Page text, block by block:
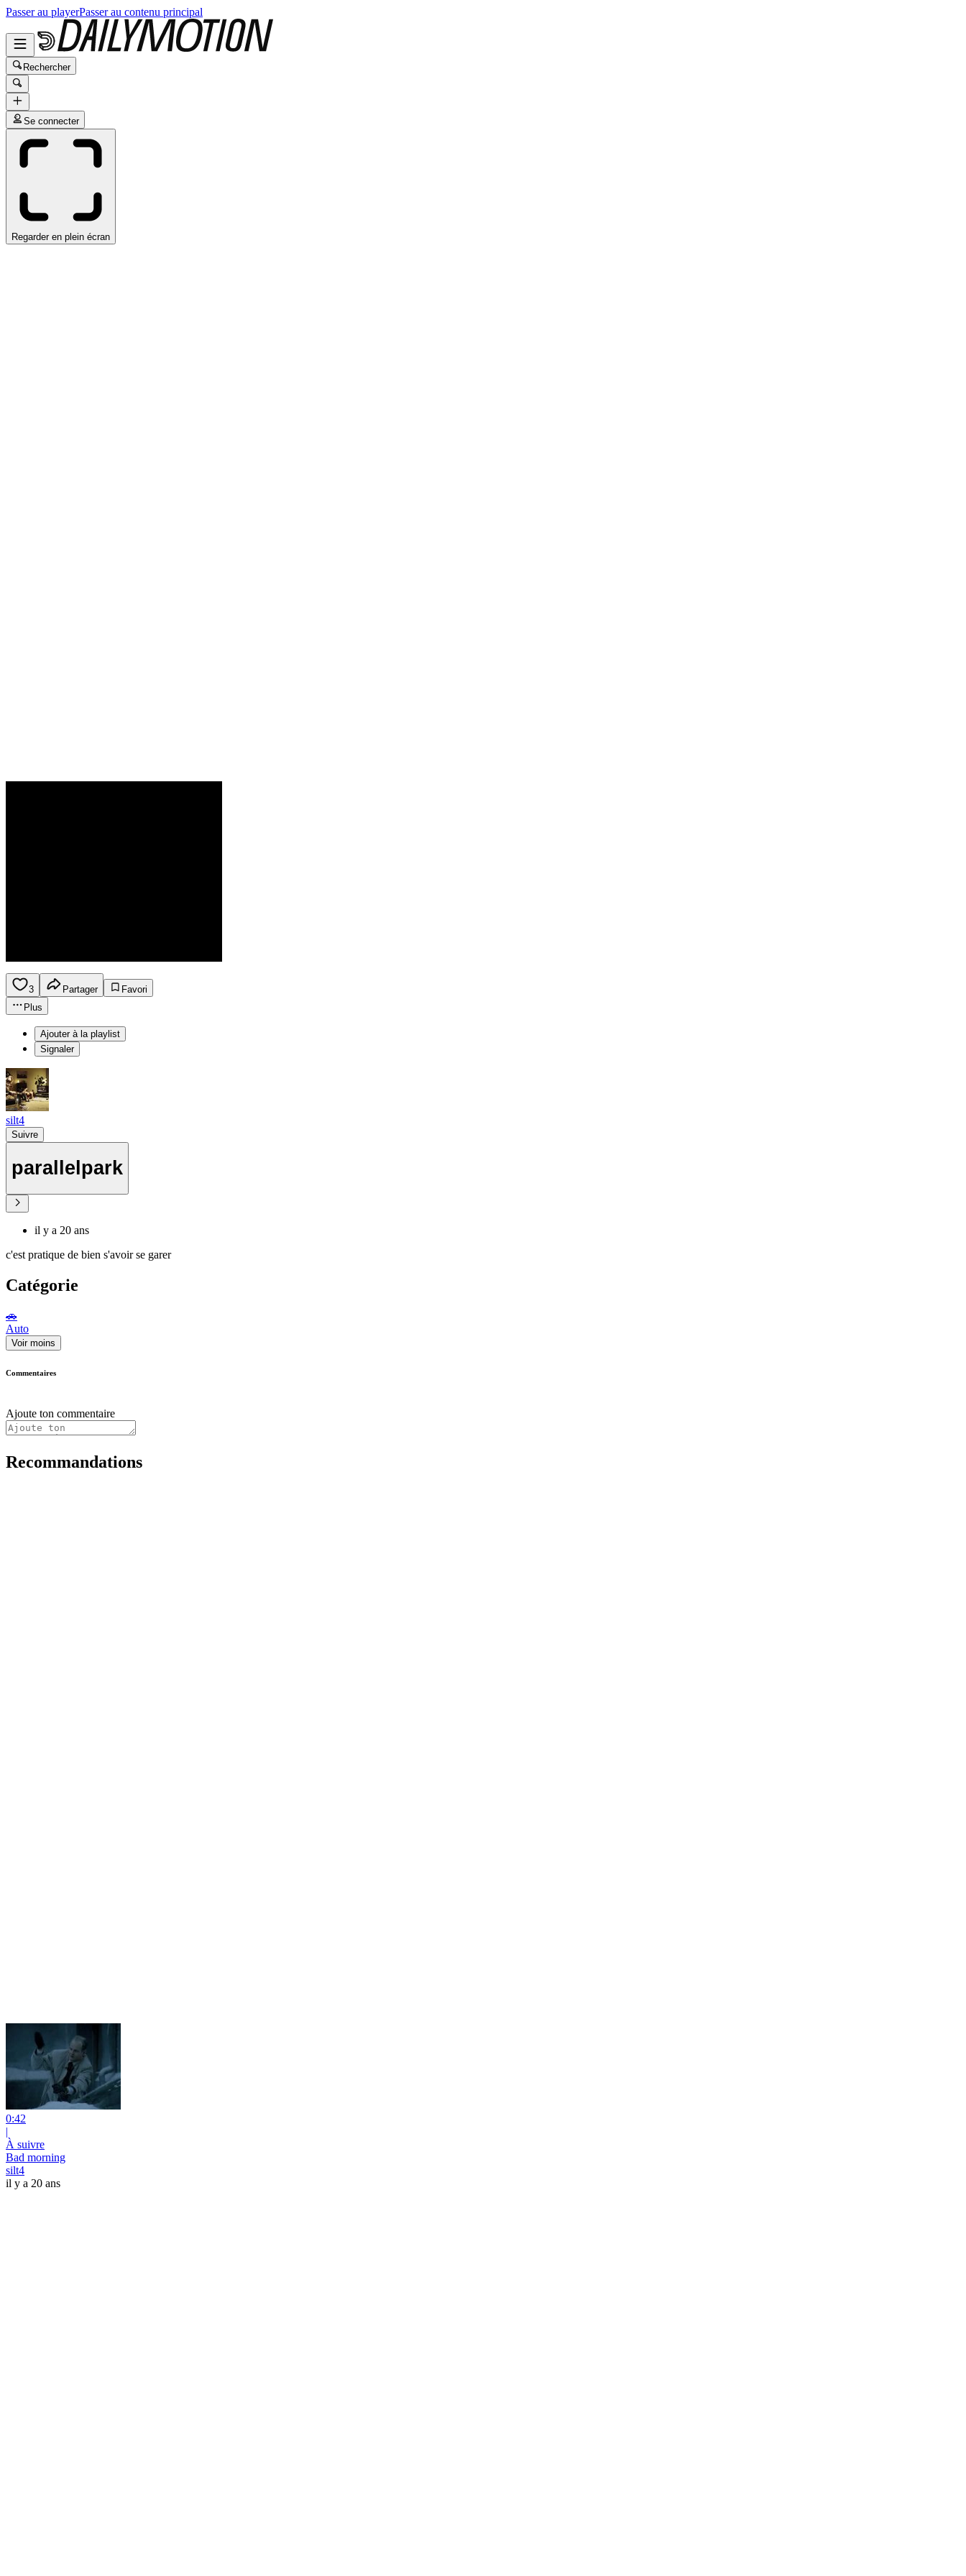
Passer au playerPasser au contenu principal
Rechercher
Se connecter
Regarder en plein écran
3 Partager
Favori
Plus
Ajouter à la playlist
Signaler
silt4
Suivre
parallelpark
il y a 20 ans
c'est pratique de bien s'avoir se garer
Catégorie
🚗
Auto
Voir moins
Commentaires
Ajoute ton commentaire
Recommandations
0:42
|
À suivre
Bad morning
silt4
il y a 20 ans